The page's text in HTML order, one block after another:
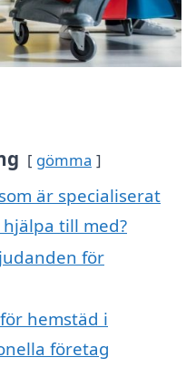
gömma
är specialiserat
till med?
för
hemstäd i
företag